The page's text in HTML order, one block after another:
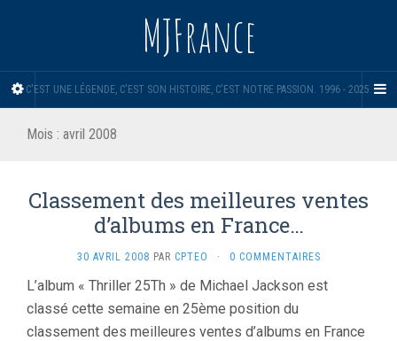
MJFrance
C'EST UNE LÉGENDE, C'EST SON HISTOIRE, C'EST NOTRE PASSION. 1996 - 2025.
Mois : avril 2008
Classement des meilleures ventes
d’albums en France…
30 AVRIL 2008 PAR CPTEO · 0 COMMENTAIRES
L’album « Thriller 25Th » de Michael Jackson est
classé cette semaine en 25ème position du
classement des meilleures ventes d’albums en France